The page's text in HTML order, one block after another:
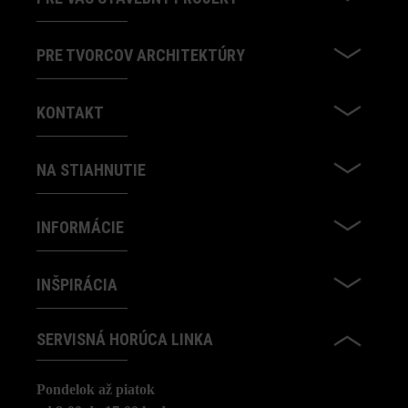
PRE TVORCOV ARCHITEKTÚRY
KONTAKT
NA STIAHNUTIE
INFORMÁCIE
INŠPIRÁCIA
SERVISNÁ HORÚCA LINKA
Pondelok až piatok